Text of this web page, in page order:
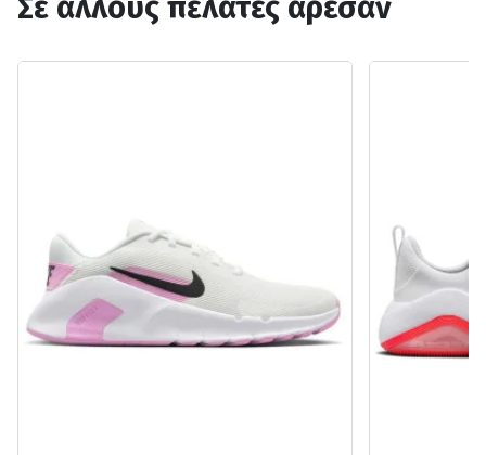
Σε άλλους πελάτες άρεσαν